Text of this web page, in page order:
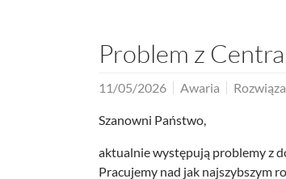
Problem z
11/05/2026 Awaria
Szanowni Państwo,
aktualnie występują problemy z
Pracujemy nad jak najszybszym